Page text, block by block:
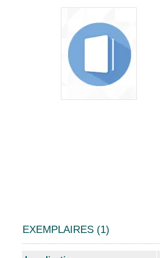
EXEMPLAIRES (1)
Liste des exemplaires